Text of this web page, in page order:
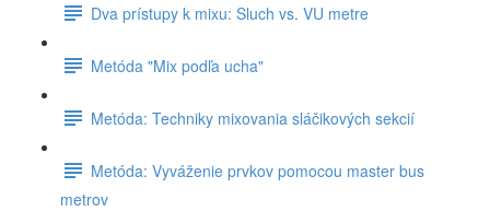
Dva prístupy k mixu: Sluch vs. VU metre
Metóda "Mix podľa ucha"
Metóda: Techniky mixovania sláčikových sekcií
Metóda: Vyváženie prvkov pomocou master bus
metrov